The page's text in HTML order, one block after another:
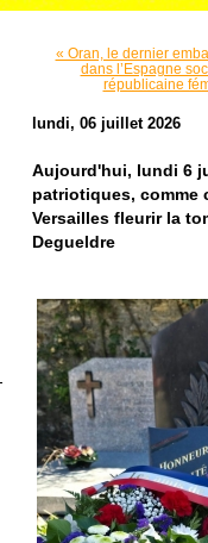
« Oran, le dernier
dans l’Espagne
républicaine
lundi, 06 juillet 2026
Aujourd'hui, lundi 6
patriotiques, comme
Versailles fleurir la
Degueldre